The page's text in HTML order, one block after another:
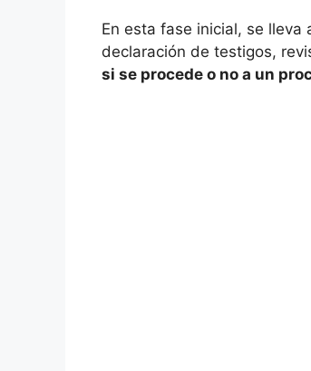
En esta fase inicial, se
declaración de testigos,
si se procede o no a un